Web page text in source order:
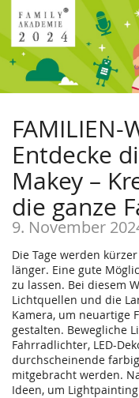
FAMILIEN-
Entdecke
Makey –
die ganze
9. November
Die Tage werden
länger. Eine gute
zu lassen. Bei diesem
Lichtquellen und die
Kamera, um neuartige
gestalten. Bewegliche
Fahrradlichter, LED-
durchscheinende
mitgebracht werden.
Ideen, um